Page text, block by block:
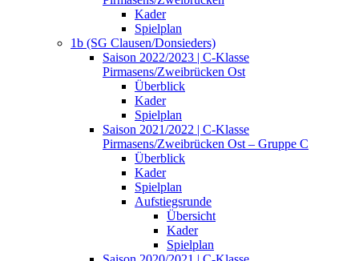
Kader
Spielplan
1b (SG Clausen/Donsieders)
Saison 2022/2023 | C-Klasse
Pirmasens/Zweibrücken Ost
Überblick
Kader
Spielplan
Saison 2021/2022 | C-Klasse
Pirmasens/Zweibrücken Ost – Gruppe C
Überblick
Kader
Spielplan
Aufstiegsrunde
Übersicht
Kader
Spielplan